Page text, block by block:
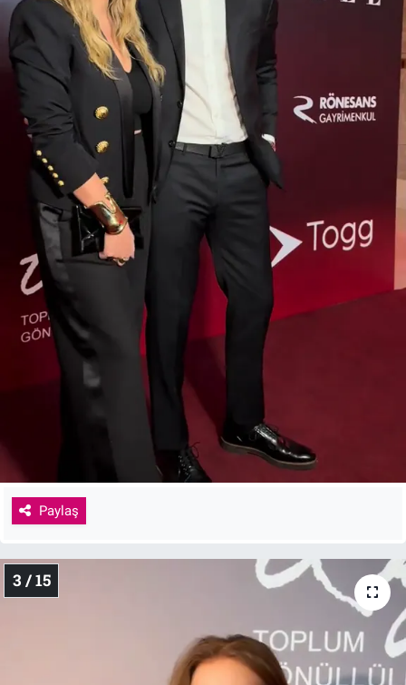
Paylaş
3 / 15